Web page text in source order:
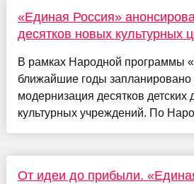
«Единая Россия»
десятков новых культурных
В рамках Народной программы
ближайшие годы запланировано
модернизация десятков детских
культурных учреждений. По
От идеи до прибыли.